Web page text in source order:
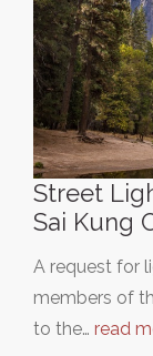
Street
Sai Kung
A request for
members of
to the… read